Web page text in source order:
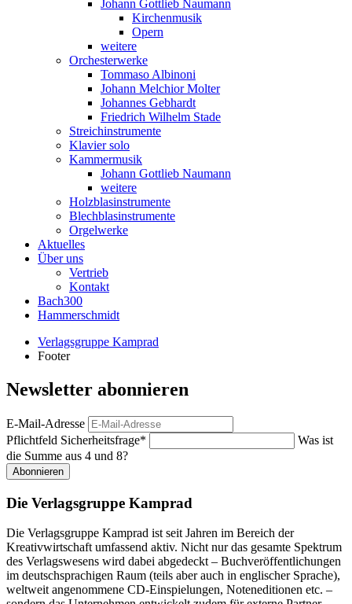
Johann Gottlieb Naumann
Kirchenmusik
Opern
weitere
Orchesterwerke
Tommaso Albinoni
Johann Melchior Molter
Johannes Gebhardt
Friedrich Wilhelm Stade
Streichinstrumente
Klavier solo
Kammermusik
Johann Gottlieb Naumann
weitere
Holzblasinstrumente
Blechblasinstrumente
Orgelwerke
Aktuelles
Über uns
Vertrieb
Kontakt
Bach300
Hammerschmidt
Verlagsgruppe Kamprad
Footer
Newsletter abonnieren
E-Mail-Adresse
Pflichtfeld Sicherheitsfrage*
Was ist
die Summe aus 4 und 8?
Abonnieren
Die Verlagsgruppe Kamprad
Die Verlagsgruppe Kamprad ist seit Jahren im Bereich der
Kreativwirtschaft umfassend aktiv. Nicht nur das gesamte Spektrum
des Verlagswesens wird dabei abgedeckt – Buchveröffentlichungen
im deutschsprachigen Raum (teils aber auch in englischer Sprache),
weltweit angenommene CD-Einspielungen, Noteneditionen etc. –